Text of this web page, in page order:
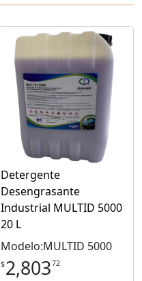
Detergente
Desengrasante
Industrial MULTID 5000
20 L
Modelo:MULTID 5000
$2,80372